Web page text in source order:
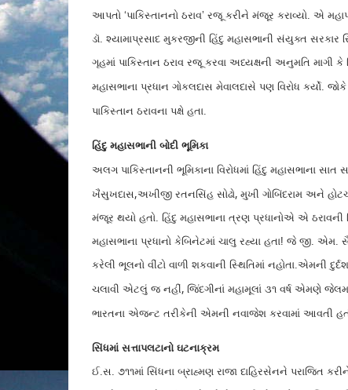
આપતો ‘પાકિસ્તાનનો ઠરાવ’ રજૂ કરીને મંજૂર કરાવ્યો. એ
ડૉ. શ્યામાપ્રસાદ મુકરજીની હિંદુ મહાસભાની સંયુક્ત
ગૃહમાં પાકિસ્તાન ઠરાવ રજૂ કરવા અધ્યક્ષની અનુમતિ માગી
મહાસભાના પ્રધાન ગોકલદાસ મેવાલદાસે પણ વિરોધ કર્યો.
પાકિસ્તાન ઠરાવના પક્ષે હતા.
હિંદુ મહાસભાની બોદી ભૂમિકા
અલગ પાકિસ્તાનની ભૂમિકાના વિરોધમાં હિંદુ મહાસભાના સાત
ખૈસુખદાસ,અખીજી રતનસિંહ સોઢો, મુખી ગોબિંદરામ અને
મંજૂર થયો હતો. હિંદુ મહાસભાના ત્રણ પ્રધાનોએ એ ઠરાવની
મહાસભાના પ્રધાનો કેબિનેટમાં ચાલુ રહ્યા હતા! જે જી.
કરેલી ભૂલનો વીંટો વાળી શકવાની સ્થિતિમાં
ચલાવી એટલું જ નહીં, જિંદગીનાં મહામૂલાં ૩૧ વર્ષ એમણે
ભારતના એજન્ટ તરીકેની એમની નવાજેશ કરવામાં આવતી
સિંધમાં સત્તાપલટાનો ઘટનાક્રમ
ઈ.સ. ૭૧૧માં સિંધના બ્રાહ્મણ રાજા દાહિરસેનને પરાજિત